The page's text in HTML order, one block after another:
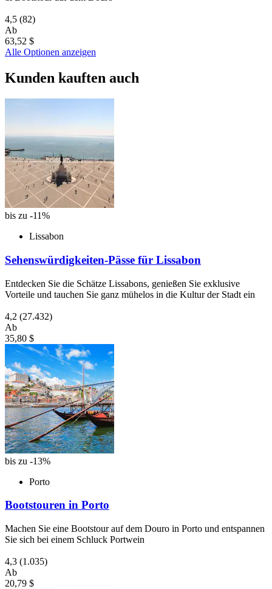
4,5 (82)
Ab
63,52 $
Alle Optionen anzeigen
Kunden kauften auch
bis zu -11%
Lissabon
Sehenswürdigkeiten-Pässe für Lissabon
Entdecken Sie die Schätze Lissabons, genießen Sie exklusive
Vorteile und tauchen Sie ganz mühelos in die Kultur der Stadt ein
4,2 (27.432)
Ab
35,80 $
bis zu -13%
Porto
Bootstouren in Porto
Machen Sie eine Bootstour auf dem Douro in Porto und entspannen
Sie sich bei einem Schluck Portwein
4,3 (1.035)
Ab
20,79 $